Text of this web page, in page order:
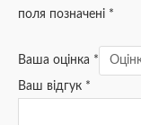
поля позначені *
Ваша оцінка *
Ваш відгук *